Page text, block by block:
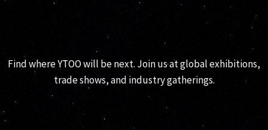
EVENTI YTOO
Find where YTOO will be next. Join us at global exhibitions,
trade shows, and industry gatherings.